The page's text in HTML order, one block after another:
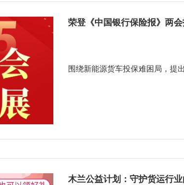
荣登《中国银行保险报》两
围绕新能源货车投保难困局，提
木兰公益计划：守护货运行